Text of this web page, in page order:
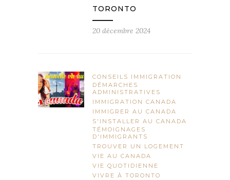
TORONTO
20 décembre 2024
CONSEILS IMMIGRATION
DÉMARCHES
ADMINISTRATIVES
IMMIGRATION CANADA
IMMIGRER AU CANADA
S'INSTALLER AU CANADA
TÉMOIGNAGES
D'IMMIGRANTS
TROUVER UN LOGEMENT
VIE AU CANADA
VIE QUOTIDIENNE
VIVRE À TORONTO